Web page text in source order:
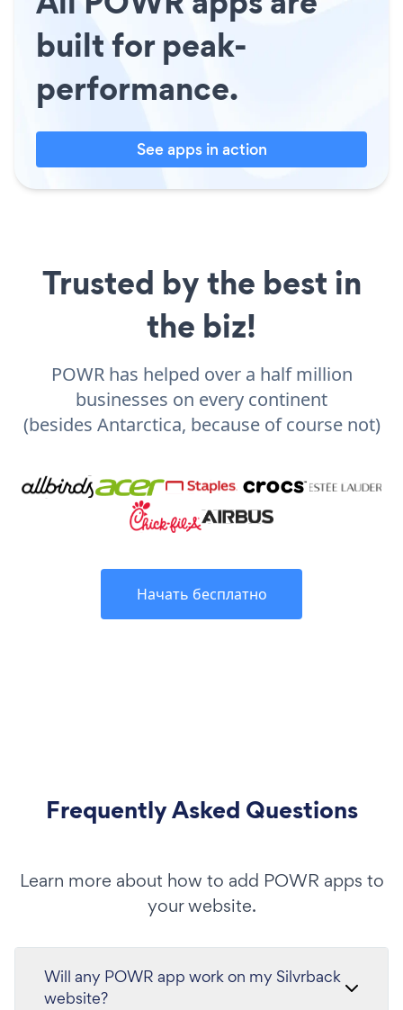
built for peak-
performance.
See apps in action
Trusted by the best in
the biz!
POWR has helped over a half million
businesses on every continent
(besides Antarctica, because of course not)
Начать бесплатно
Frequently Asked Questions
Learn more about how to add POWR apps to
your website.
Will any POWR app work on my Silvrback
website?